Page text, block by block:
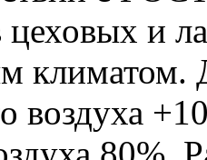
цеховых и
климатом.
воздуха